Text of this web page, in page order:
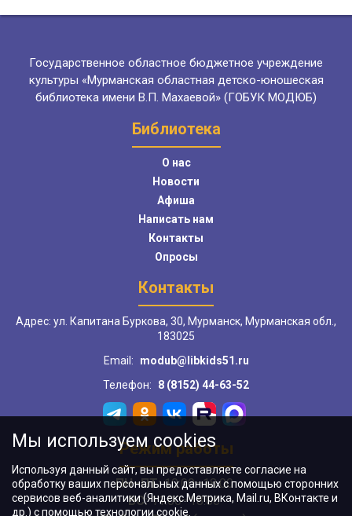
Государственное областное бюджетное учреждение
культуры «Мурманская областная детско-юношеская
библиотека имени В.П. Махаевой» (ГОБУК МОДЮБ)
Библиотека
О нас
Новости
Афиша
Написать нам
Контакты
Опросы
Контакты
Адрес: ул. Капитана Буркова, 30, Мурманск, Мурманская обл.,
183025
Email:
modub@libkids51.ru
Телефон:
8 (8152) 44-63-52
Режим работы
ПН–ПТ:10:00–18:00
ВС:11:00–18:00
Мы используем cookies
Используя данный сайт, вы предоставляете согласие на
обработку ваших персональных данных с помощью сторонних
сервисов веб-аналитики (Яндекс.Метрика, Mail.ru, ВКонтакте и
др.) с помощью технологии cookie.